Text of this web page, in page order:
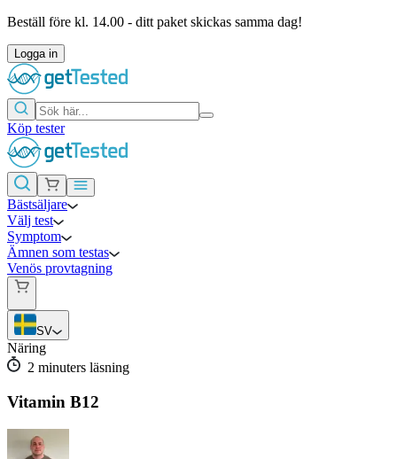
Beställ före kl. 14.00 - ditt paket skickas samma dag!
Logga in
Köp tester
Bästsäljare
Välj test
Symptom
Ämnen som testas
Venös provtagning
SV
Näring
2 minuters läsning
Vitamin B12